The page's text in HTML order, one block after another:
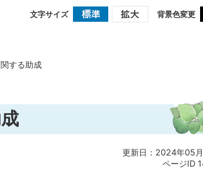
文字サイズ 背景色変更
する助成
更新日：2024年05
ページID